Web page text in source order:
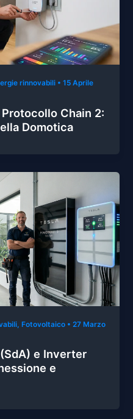
rinnovabili •15 Aprile
Chain 2:
Domotica
,Fotovoltaico •27 Marzo
e Inverter
e